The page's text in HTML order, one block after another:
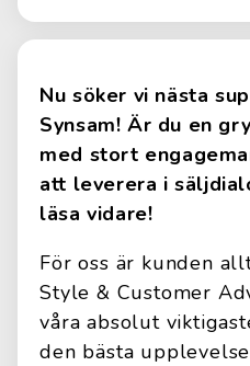
Nu söker vi nästa
Synsam! Är du en
med stort
att leverera i
läsa vidare!
För oss är kunden
Style & Customer
våra absolut
den bästa